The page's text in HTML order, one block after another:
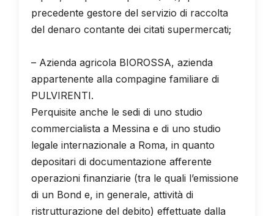
precedente gestore del servizio di raccolta
del denaro contante dei citati supermercati;
– Azienda agricola BIOROSSA, azienda
appartenente alla compagine familiare di
PULVIRENTI.
Perquisite anche le sedi di uno studio
commercialista a Messina e di uno studio
legale internazionale a Roma, in quanto
depositari di documentazione afferente
operazioni finanziarie (tra le quali l’emissione
di un Bond e, in generale, attività di
ristrutturazione del debito) effettuate dalla